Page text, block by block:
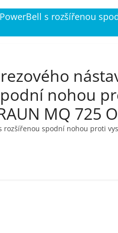
s rozšířenou
nohou
MQ 725
rozšířenou spodní nohou proti